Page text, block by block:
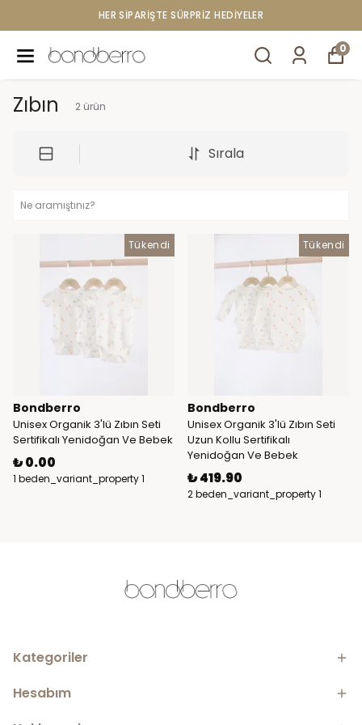
HER SİPARİŞTE SÜRPRİZ HEDİYELER
0
Zıbın 2 ürün
Sırala
Tükendi
Bondberro
Unisex Organik 3'lü Zıbın Seti
Sertifikalı Yenidoğan Ve Bebek
₺ 0.00
1 beden_variant_property 1
Tükendi
Bondberro
Unisex Organik 3'lü Zıbın Seti
Uzun Kollu Sertifikalı
Yenidoğan Ve Bebek
₺ 419.90
2 beden_variant_property 1
Kategoriler
Hesabım